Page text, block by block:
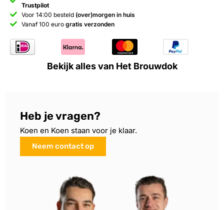
Trustpilot
Voor 14:00 besteld (over)morgen in huis
Vanaf 100 euro gratis verzonden
Bekijk alles van Het Brouwdok
Heb je vragen?
Koen en Koen staan voor je klaar.
Neem contact op